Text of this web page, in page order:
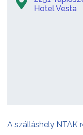
Hotel Vesta
A szálláshely NTAK